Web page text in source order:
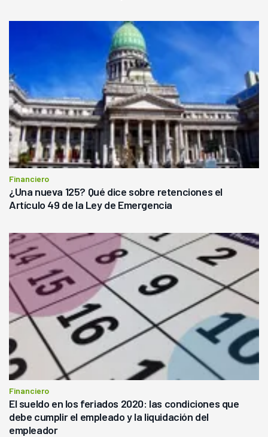
Financiero
¿Una nueva 125? Qué dice sobre retenciones el
Artículo 49 de la Ley de Emergencia
Financiero
El sueldo en los feriados 2020: las condiciones que
debe cumplir el empleado y la liquidación del
empleador